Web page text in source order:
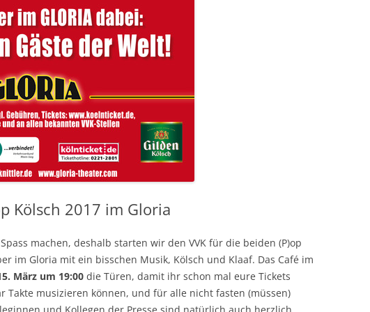
Kölsch 2017 im Gloria
machen, deshalb starten wir den VVK für die beiden (P)op
im Gloria mit ein bisschen Musik, Kölsch und Klaaf. Das Café im
März um 19:00 die Türen, damit ihr schon mal eure Tickets
Takte musizieren können, und für alle nicht fasten (müssen)